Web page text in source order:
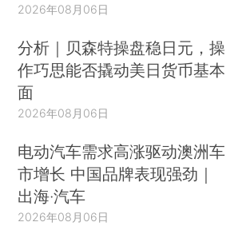
2026年08月06日
分析｜贝森特操盘稳日元，操
作巧思能否撬动美日货币基本
面
2026年08月06日
电动汽车需求高涨驱动澳洲车
市增长 中国品牌表现强劲｜
出海·汽车
2026年08月06日